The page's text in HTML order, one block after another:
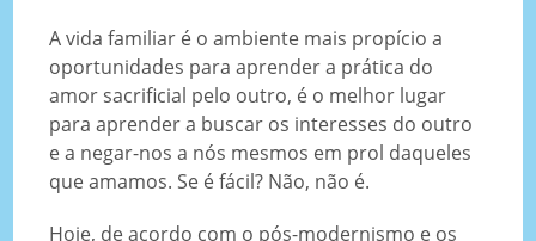
A vida familiar é o ambiente mais propício a
oportunidades para aprender a prática do
amor sacrificial pelo outro, é o melhor lugar
para aprender a buscar os interesses do outro
e a negar-nos a nós mesmos em prol daqueles
que amamos. Se é fácil? Não, não é.
Hoje, de acordo com o pós-modernismo e os